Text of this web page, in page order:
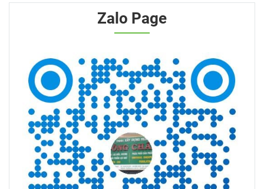
Zalo Page